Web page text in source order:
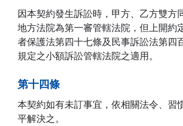
因本契約發生訴訟時，甲方、乙方雙方
地方法院為第一審管轄法院，但上開約
者保護法第四十七條及民事訴訟法第四
規定之小額訴訟管轄法院之適用。
第十四條
本契約如有未訂事宜，依相關法令、習
平解決之。